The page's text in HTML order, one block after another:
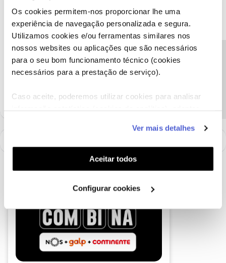
Os cookies permitem-nos proporcionar lhe uma
experiência de navegação personalizada e segura.
Utilizamos cookies e/ou ferramentas similares nos
nossos websites ou aplicações que são necessários
para o seu bom funcionamento técnico (cookies
necessários para a prestação de serviço).
Caso aceite, poderemos utilizar cookies para analisar
funcionalidades (cookies de personalização e
funcionalidade) e adaptar anúncios aos seus interesses
(cookies de publicidade personalizada). Pode gerir a
utilização dos cookies clicando em "Configurar
Ver mais detalhes
Aceitar todos
Configurar cookies
No entanto, em regra, para usufruir de campanhas e não ter
custos de ativação e de intervenção é aplicado o período de
Obrigado
Ajude a comunidade a encontrar informação relevante. Marque